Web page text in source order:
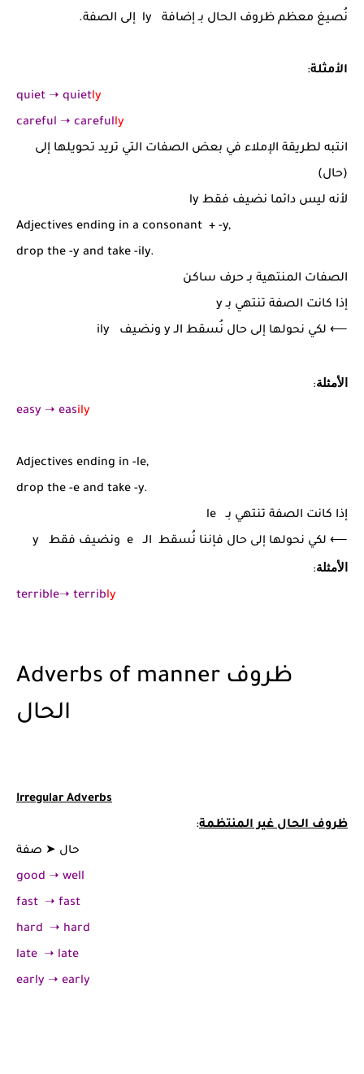
نُصيغ معظم ظروف الحال بـ إضافة ly إلى الصفة.
الأمثلة:
quiet ➝ quietly
careful ➝ carefully
انتبه لطريقة الإملاء في بعض الصفات التي تريد تحويلها إلى
(حال)
لأنه ليس دائما نضيف فقط ly
Adjectives ending in a consonant + -y,
drop the -y and take -ily.
الصفات المنتهية بـ حرف ساكن
إذا كانت الصفة تنتهي بـ y
⟵ لكي نحولها إلى حال نُسقط الـ y ونضيف ily
الأمثلة:
easy ➝ easily
Adjectives ending in -le,
drop the -e and take -y.
إذا كانت الصفة تنتهي بـ le
⟵ لكي نحولها إلى حال فإننا نُسقط الـ e ونضيف فقط y
الأمثلة:
terrible➝ terribly
Adverbs of manner ظروف
الحال
Irregular Adverbs
ظروف الحال غير المنتظمة:
حال ➤ صفة
good ➝ well
fast ➝ fast
hard ➝ hard
late ➝ late
early ➝ early